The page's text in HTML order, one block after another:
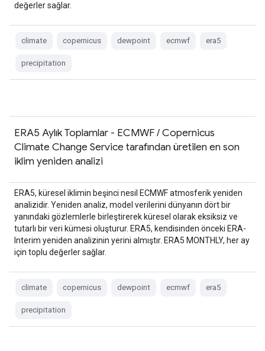
değerler sağlar.
climate copernicus dewpoint ecmwf era5
precipitation
ERA5 Aylık Toplamlar - ECMWF / Copernicus
Climate Change Service tarafından üretilen en son
iklim yeniden analizi
ERA5, küresel iklimin beşinci nesil ECMWF atmosferik yeniden
analizidir. Yeniden analiz, model verilerini dünyanın dört bir
yanındaki gözlemlerle birleştirerek küresel olarak eksiksiz ve
tutarlı bir veri kümesi oluşturur. ERA5, kendisinden önceki ERA-
Interim yeniden analizinin yerini almıştır. ERA5 MONTHLY, her ay
için toplu değerler sağlar.
climate copernicus dewpoint ecmwf era5
precipitation